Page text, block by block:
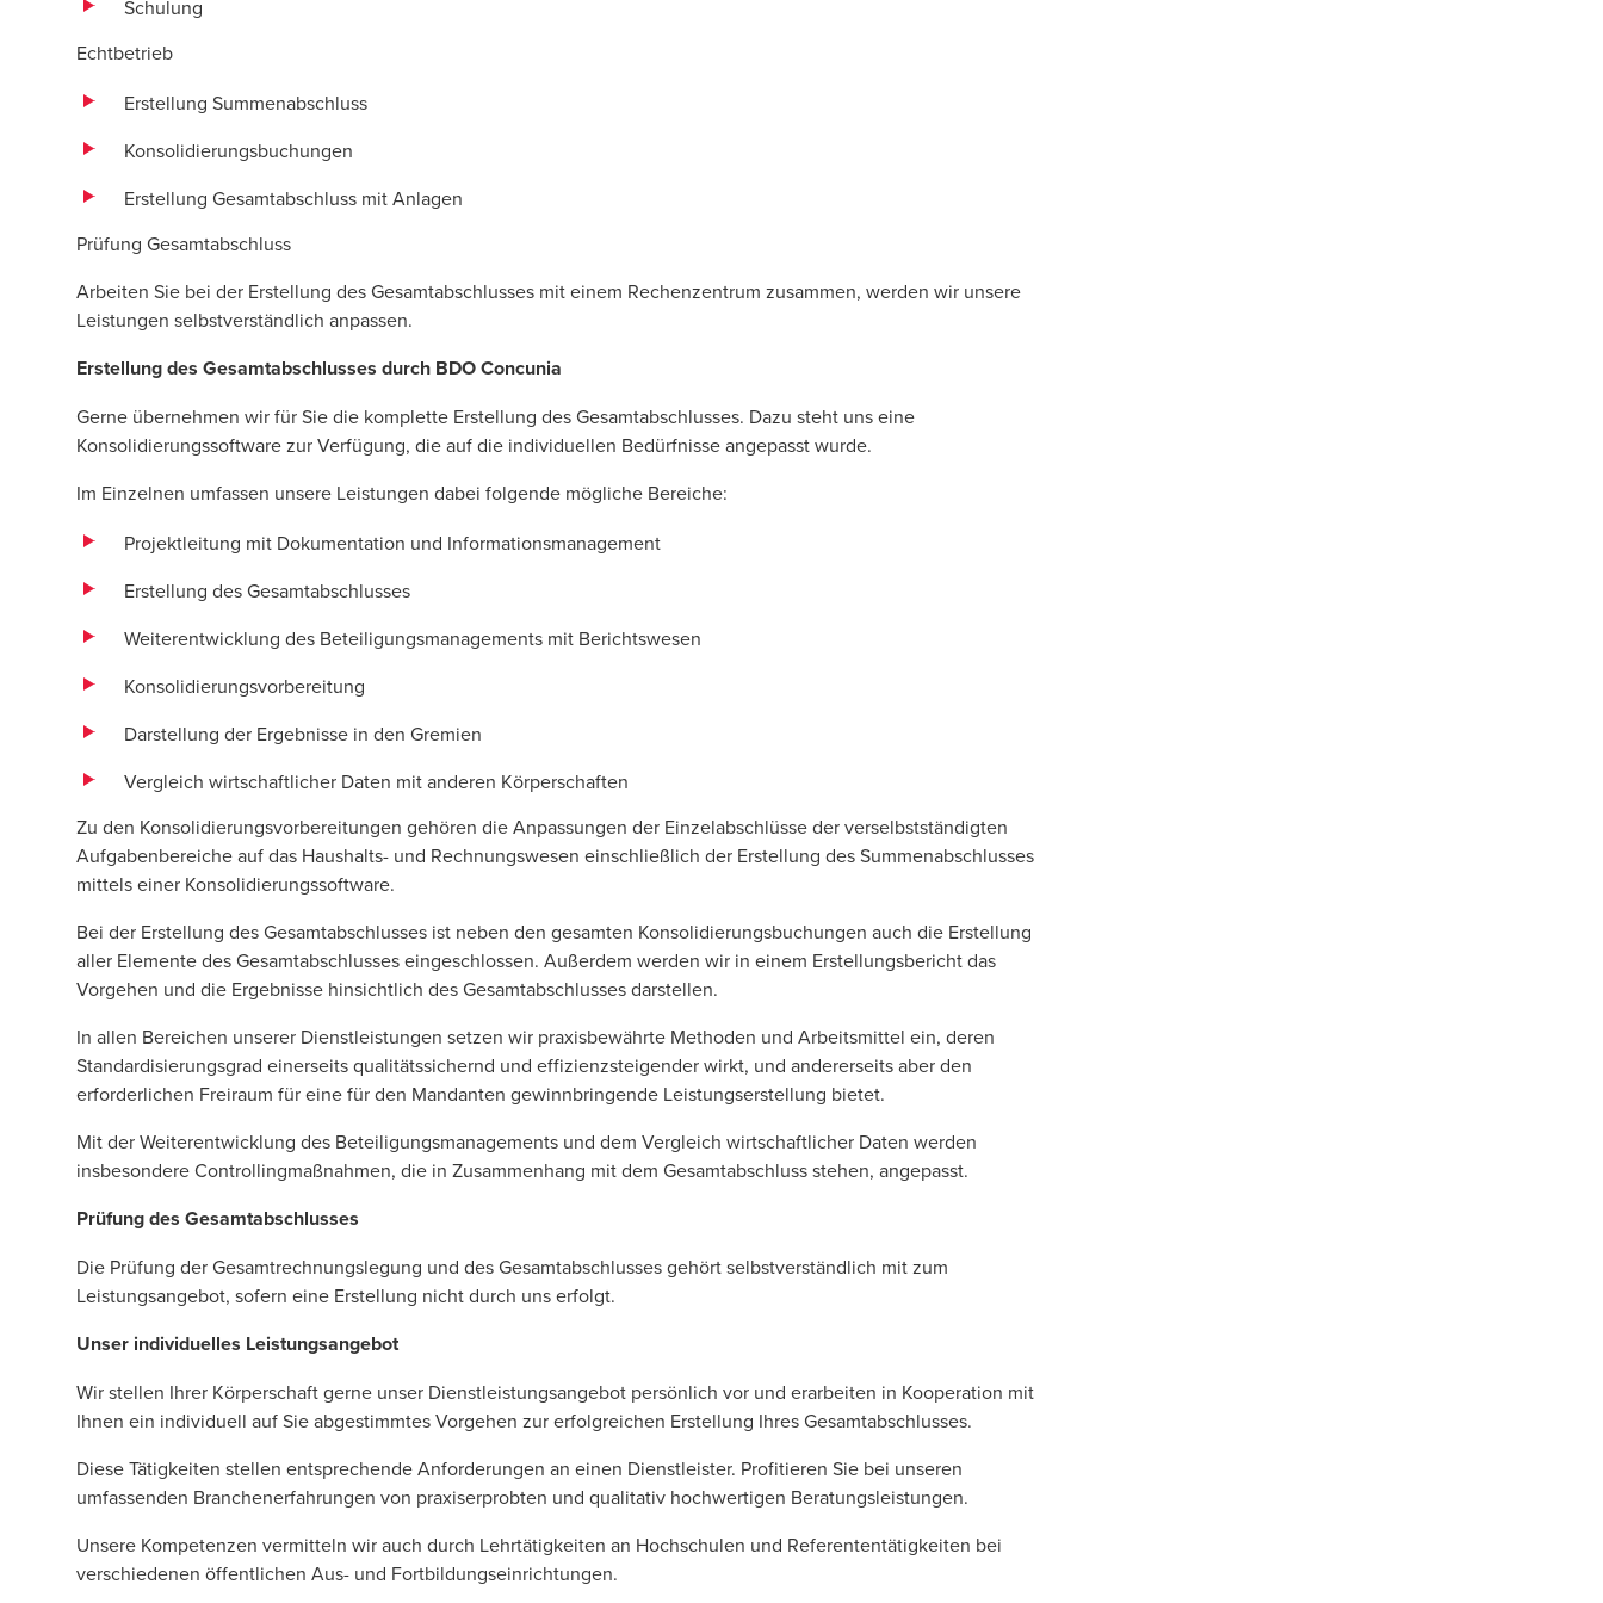
Schulung
Echtbetrieb
Erstellung Summenabschluss
Konsolidierungsbuchungen
Erstellung Gesamtabschluss mit Anlagen
Prüfung Gesamtabschluss
Arbeiten Sie bei der Erstellung des Gesamtabschlusses mit einem Rechenzentrum zusammen, werden wir unsere
Leistungen selbstver­ständlich anpassen.
Erstellung des Gesamtabschlusses durch BDO Concunia
Gerne übernehmen wir für Sie die komplette Erstellung des Gesamtabschlusses. Dazu steht uns eine
Konsolidierungssoftware zur Verfü­gung, die auf die individuellen Bedürfnisse angepasst wurde.
Im Einzelnen umfassen unsere Leistungen dabei folgende mögliche Bereiche:
Projektleitung mit Dokumentation und Informationsmanagement
Erstellung des Gesamtabschlusses
Weiterentwicklung des Beteiligungsmanagements mit Berichtswesen
Konsolidierungsvorbereitung
Darstellung der Ergebnisse in den Gremien
Vergleich wirtschaftlicher Daten mit anderen Körperschaften
Zu den Konsolidierungsvorbereitungen gehören die Anpassungen der Einzelabschlüsse der verselbstständigten
Aufgabenbereiche auf das Haushalts- und Rechnungswesen einschließlich der Erstellung des Summenabschlusses
mittels einer Konsolidierungssoftware.
Bei der Erstellung des Gesamtabschlusses ist neben den gesamten Konsolidierungsbuchungen auch die Erstellung
aller Elemente des Gesamtabschlusses eingeschlossen. Außerdem werden wir in einem Erstellungsbericht das
Vorgehen und die Ergebnisse hinsichtlich des Gesamtabschlusses darstellen.
In allen Bereichen unserer Dienstleistungen setzen wir praxisbewährte Methoden und Arbeitsmittel ein, deren
Standardisierungsgrad einerseits qualitätssichernd und effizienzsteigender wirkt, und andererseits aber den
erforderlichen Freiraum für eine für den Mandanten gewinnbringende Leistungserstellung bietet.
Mit der Weiterentwicklung des Beteiligungsmanagements und dem Vergleich wirtschaftlicher Daten werden
insbesondere Controllingmaßnahmen, die in Zusammenhang mit dem Gesamtabschluss stehen, angepasst.
Prüfung des Gesamtabschlusses
Die Prüfung der Gesamtrechnungslegung und des Gesamtabschlusses gehört selbstverständlich mit zum
Leistungsangebot, sofern eine Erstellung nicht durch uns erfolgt.
Unser individuelles Leistungsangebot
Wir stellen Ihrer Körperschaft gerne unser Dienstleistungsangebot persönlich vor und erarbeiten in Kooperation mit
Ihnen ein individuell auf Sie abgestimmtes Vorgehen zur erfolgreichen Erstellung Ihres Gesamtabschlusses.
Diese Tätigkeiten stellen entsprechende Anforderungen an einen Dienstleister. Profitieren Sie bei unseren
umfassenden Branchenerfahrungen von praxiserprobten und qualitativ hochwertigen Beratungsleistungen.
Unsere Kompetenzen vermitteln wir auch durch Lehrtätigkeiten an Hochschulen und Referententätigkeiten bei
verschiedenen öffentlichen Aus- und Fortbildungseinrichtungen.